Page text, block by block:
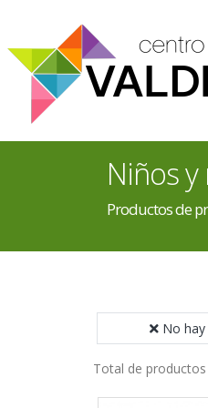
Niños
Productos de
No
Total de